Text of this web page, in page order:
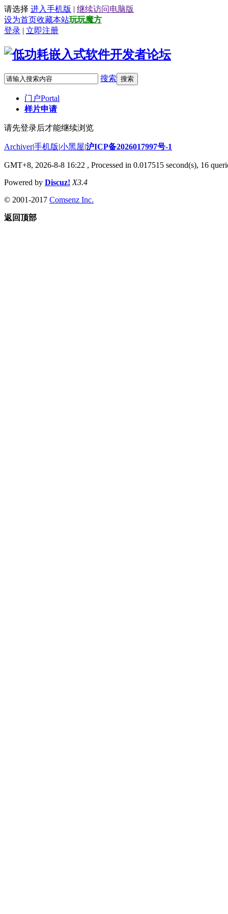
请选择 进入手机版 | 继续访问电脑版
设为首页收藏本站玩玩魔方
登录 | 立即注册
搜索 搜索
门户Portal
样片申请
请先登录后才能继续浏览
Archiver|手机版|小黑屋|沪ICP备2026017997号-1
GMT+8, 2026-8-8 16:22 , Processed in 0.017515 second(s), 16
Powered by Discuz! X3.4
© 2001-2017 Comsenz Inc.
返回顶部